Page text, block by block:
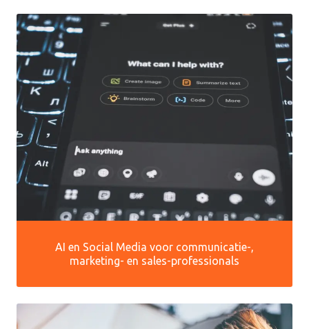
AI en Social Media voor communicatie-,
marketing- en sales-professionals